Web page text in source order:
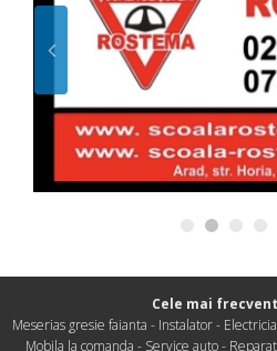
Cele mai
Meserias gresie faianta - Instalator-
Mobila la comanda - Service auto-